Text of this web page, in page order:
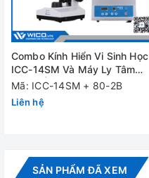
Combo Kính Hiển Vi Sinh Học
ICC-14SM Và Máy Ly Tâm
80-2B | Hơn 12 Triệu
Mã: ICC-14SM + 80-2B
Liên hệ
SẢN PHẨM ĐÃ XEM